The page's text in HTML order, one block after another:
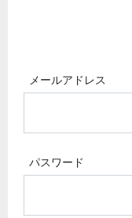
メールアドレス
パスワード